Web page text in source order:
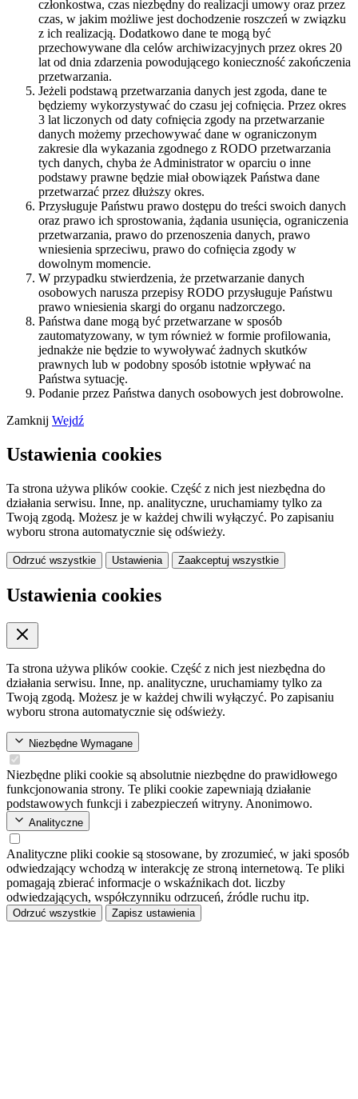
członkostwa, czas niezbędny do realizacji umowy oraz przez
czas, w jakim możliwe jest dochodzenie roszczeń w związku
z ich realizacją. Dodatkowo dane te mogą być
przechowywane dla celów archiwizacyjnych przez okres 20
lat od dnia zdarzenia powodującego konieczność zakończenia
przetwarzania.
Jeżeli podstawą przetwarzania danych jest zgoda, dane te
będziemy wykorzystywać do czasu jej cofnięcia. Przez okres
3 lat liczonych od daty cofnięcia zgody na przetwarzanie
danych możemy przechowywać dane w ograniczonym
zakresie dla wykazania zgodnego z RODO przetwarzania
tych danych, chyba że Administrator w oparciu o inne
podstawy prawne będzie miał obowiązek Państwa dane
przetwarzać przez dłuższy okres.
Przysługuje Państwu prawo dostępu do treści swoich danych
oraz prawo ich sprostowania, żądania usunięcia, ograniczenia
przetwarzania, prawo do przenoszenia danych, prawo
wniesienia sprzeciwu, prawo do cofnięcia zgody w
dowolnym momencie.
W przypadku stwierdzenia, że przetwarzanie danych
osobowych narusza przepisy RODO przysługuje Państwu
prawo wniesienia skargi do organu nadzorczego.
Państwa dane mogą być przetwarzane w sposób
zautomatyzowany, w tym również w formie profilowania,
jednakże nie będzie to wywoływać żadnych skutków
prawnych lub w podobny sposób istotnie wpływać na
Państwa sytuację.
Podanie przez Państwa danych osobowych jest dobrowolne.
Zamknij Wejdź
Ustawienia cookies
Ta strona używa plików cookie. Część z nich jest niezbędna do
działania serwisu. Inne, np. analityczne, uruchamiamy tylko za
Twoją zgodą. Możesz je w każdej chwili wyłączyć. Po zapisaniu
wyboru strona automatycznie się odświeży.
Odrzuć wszystkie Ustawienia Zaakceptuj wszystkie
Ustawienia cookies
Ta strona używa plików cookie. Część z nich jest niezbędna do
działania serwisu. Inne, np. analityczne, uruchamiamy tylko za
Twoją zgodą. Możesz je w każdej chwili wyłączyć. Po zapisaniu
wyboru strona automatycznie się odświeży.
Niezbędne Wymagane
Niezbędne pliki cookie są absolutnie niezbędne do prawidłowego
funkcjonowania strony. Te pliki cookie zapewniają działanie
podstawowych funkcji i zabezpieczeń witryny. Anonimowo.
Analityczne
Analityczne pliki cookie są stosowane, by zrozumieć, w jaki sposób
odwiedzający wchodzą w interakcję ze stroną internetową. Te pliki
pomagają zbierać informacje o wskaźnikach dot. liczby
odwiedzających, współczynniku odrzuceń, źródle ruchu itp.
Odrzuć wszystkie Zapisz ustawienia